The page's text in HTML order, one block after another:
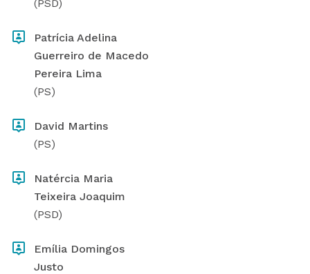
(PSD)
Patrícia Adelina
Guerreiro de Macedo
Pereira Lima
(PS)
David Martins
(PS)
Natércia Maria
Teixeira Joaquim
(PSD)
Emília Domingos
Justo